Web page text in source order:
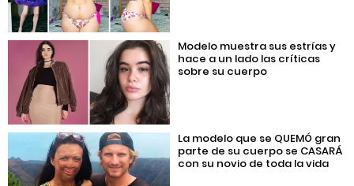
Modelo muestra sus estrías y
hace a un lado las críticas
sobre su cuerpo
La modelo que se QUEMÓ gran
parte de su cuerpo se CASARÁ
con su novio de toda la vida